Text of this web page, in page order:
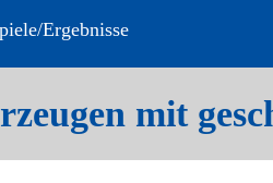
Ergebnisse
mit